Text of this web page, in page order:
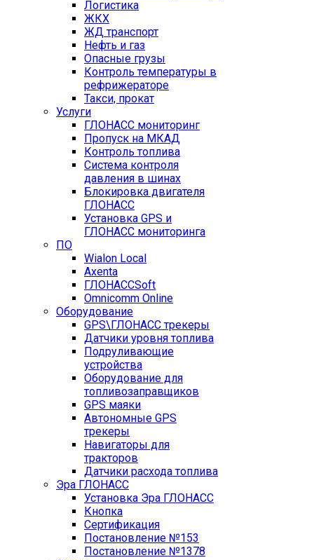
Логистика
ЖКХ
ЖД транспорт
Нефть и газ
Опасные грузы
Контроль температуры в
рефрижераторе
Такси, прокат
Услуги
ГЛОНАСС мониторинг
Пропуск на МКАД
Контроль топлива
Система контроля
давления в шинах
Блокировка двигателя
ГЛОНАСС
Установка GPS и
ГЛОНАСС мониторинга
ПО
Wialon Local
Axenta
ГЛОНАССSoft
Оmnicomm Оnline
Оборудование
GPS\ГЛОНАСС трекеры
Датчики уровня топлива
Подруливающие
устройства
Оборудование для
топливозаправщиков
GPS маяки
Автономные GPS
трекеры
Навигаторы для
тракторов
Датчики расхода топлива
Эра ГЛОНАСС
Установка Эра ГЛОНАСС
Кнопка
Сертификация
Постановление №153
Постановление №1378